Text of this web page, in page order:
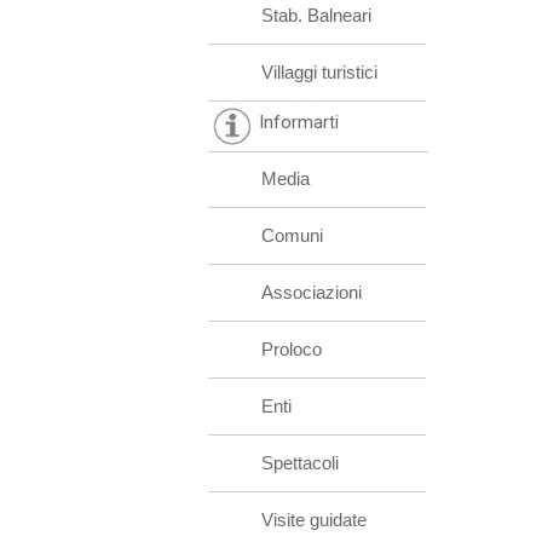
Stab. Balneari
Villaggi turistici
Informarti
Media
Comuni
Associazioni
Proloco
Enti
Spettacoli
Visite guidate